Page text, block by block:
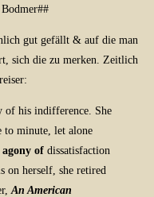
Bodmer##
gut gefällt & auf die man
sich die zu merken. Zeitlich
of his indifference. She
to minute, let alone
of dissatisfaction
on herself, she retired
An American